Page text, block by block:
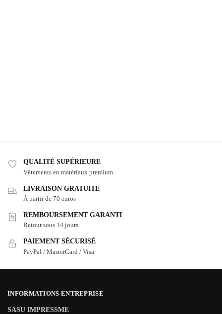
QUALITÉ SUPÉRIEURE
Vêtements en matériaux premium
LIVRAISON GRATUITE
À partir de 70 euros
REMBOURSEMENT GARANTI
Retour sous 14 jours
PAIEMENT SÉCURISÉ
PayPal / MasterCard / Visa
INFORMATIONS ENTREPRISE
SASU IMPRESSME